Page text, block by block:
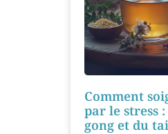
Comment
par le stress
gong et du